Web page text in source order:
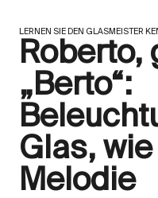
LERNEN SIE DEN GLASMEISTER
Roberto,
„Berto“:
Glas,
Melodie